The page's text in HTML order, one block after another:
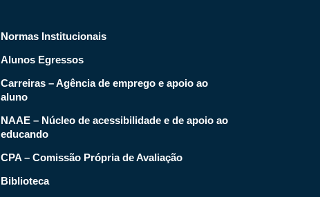
Normas Institucionais
Alunos Egressos
Carreiras – Agência de emprego e apoio ao
aluno
NAAE – Núcleo de acessibilidade e de apoio ao
educando
CPA – Comissão Própria de Avaliação
Biblioteca